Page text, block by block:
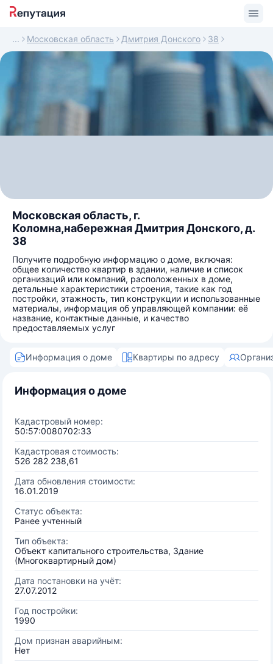
Московская область Дмитрия Донского 38
Московская область, г.
Коломна,набережная Дмитрия Донского, д.
38
Получите подробную информацию о доме, включая:
общее количество квартир в здании, наличие и список
организаций или компаний, расположенных в доме,
детальные характеристики строения, такие как год
постройки, этажность, тип конструкции и использованные
материалы, информация об управляющей компании: её
название, контактные данные, и качество
предоставляемых услуг
Информация о доме Квартиры по адресу
Информация о доме
Кадастровый номер:
50:57:0080702:33
Кадастровая стоимость:
526 282 238,61
Дата обновления стоимости:
16.01.2019
Статус объекта:
Ранее учтенный
Тип объекта:
Объект капитального строительства, Здание
(Многоквартирный дом)
Дата постановки на учёт:
27.07.2012
Год постройки:
1990
Дом признан аварийным:
Нет